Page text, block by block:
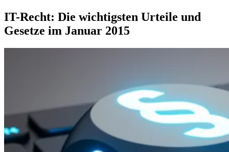
IT-Recht: Die wichtigsten Urteile und
Gesetze im Januar 2015